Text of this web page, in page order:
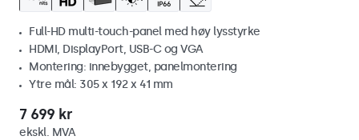
Full-HD multi-touch-panel med høy lysstyrke
HDMI, DisplayPort, USB-C og VGA
Montering: innebygget, panelmontering
Ytre mål: 305 x 192 x 41 mm
7 699 kr
ekskl. MVA